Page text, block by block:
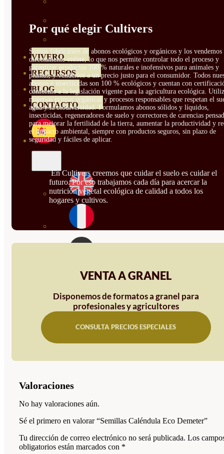
VIVERO
RECURSOS
BLOG
CONTACTO
Por qué elegir Cultivers
Somos fabricantes de abonos ecológicos y orgánicos y los vendemos
directamente online, lo que nos permite controlar todo el proceso y
garantizar productos 100 % naturales e inofensivos para animales y
plantas, y venderlos a un precio justo para el consumidor. Todos
abonos e insecticidas son 100 % ecológicos y cuentan con
conforme a la legislación vigente para la agricultura ecológica.
materias primas orgánicas y procesos responsables que respetan el
agua y la biodiversidad. Formulamos abonos sólidos y líquidos,
insecticidas, regeneradores de suelo y correctores de carencias
para mejorar la fertilidad de la tierra, aumentar la productividad y
el impacto ambiental, siempre con productos seguros, sin plazo de
seguridad y fáciles de aplicar.
En Cultivers creemos que cuidar el suelo es cuidar el
futuro. Por eso trabajamos cada día para acercar la
nutrición vegetal ecológica de calidad a todos los
hogares y cultivos.
VENTA A GRANEL
Disponemos de formatos a granel para
profesionales y agricultores
CONSULTA PRECIOS ESPECIALES
Valoraciones
No hay valoraciones aún.
Sé el primero en valorar “Semillas Caléndula Eco Demeter”
Tu dirección de correo electrónico no será publicada. Los
obligatorios están marcados con *